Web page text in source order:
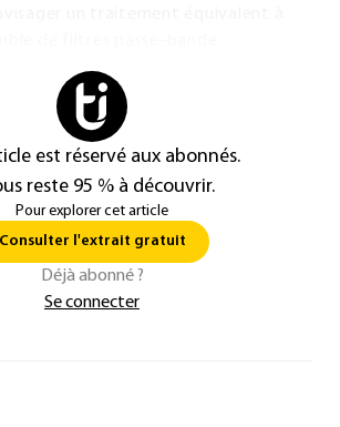
est réservé aux abonnés.
reste 95 % à découvrir.
Pour explorer cet article
Consulter l'extrait gratuit
Déjà abonné ?
Se connecter